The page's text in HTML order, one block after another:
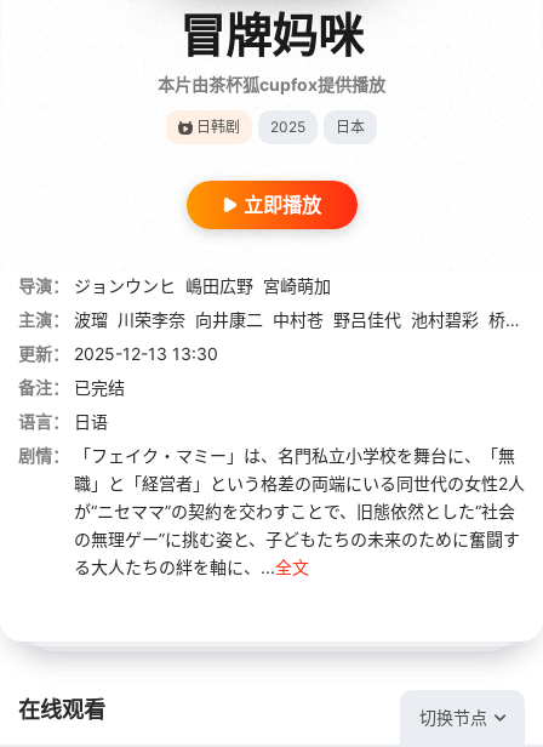
冒牌妈咪
本片由茶杯狐cupfox提供播放
日韩剧 2025 日本
立即播放
导演： ジョンウンヒ 嶋田広野 宮崎萌加
主演：
波瑠 川荣李奈 向井康二 中村苍 野吕佳代 池村碧彩 桥本爱实
更新：
2025-12-13 13:30
备注：
已完结
语言：
日语
剧情：
「フェイク・マミー」は、名門私立小学校を舞台に、「無
職」と「経営者」という格差の両端にいる同世代の女性2人
が“ニセママ”の契約を交わすことで、旧態依然とした“社会
の無理ゲー”に挑む姿と、子どもたちの未来のために奮闘す
る大人たちの絆を軸に、...全文
在线观看 切换节点